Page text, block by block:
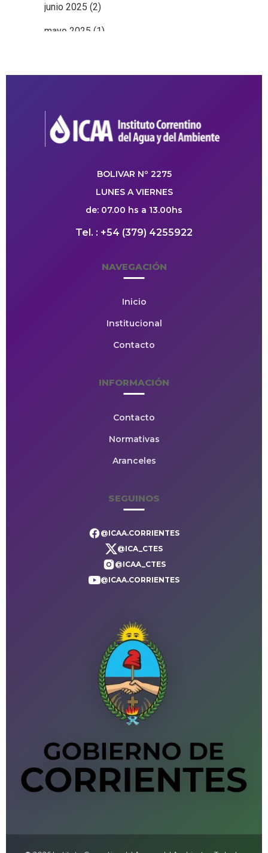
junio 2025 (2)
mayo 2025 (1)
BOLIVAR Nº 2275
LUNES A VIERNES
de: 07.00 hs a 13.00hs
Tel. : +54 (379) 4255922
NAVEGACIÓN
Inicio
Institucional
Contacto
INFORMACIÓN
Contacto
Normativas
Aranceles
SEGUINOS
@ICAA.CORRIENTES
@ICA_CTES
@ICAA_CTES
@ICAA.CORRIENTES